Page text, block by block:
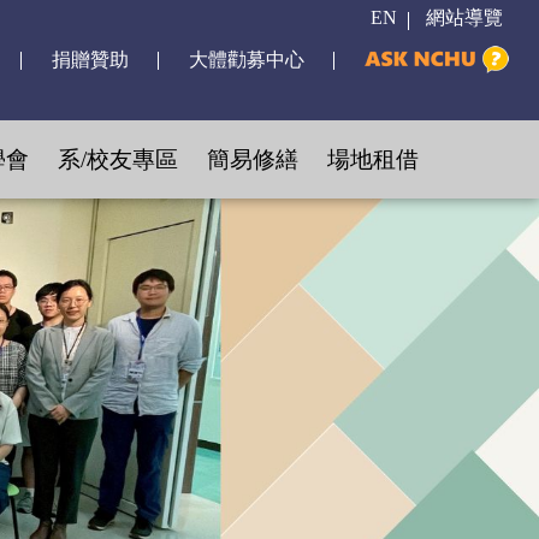
捐贈贊助 大體勸募中心
EN 網站導覽
會 系/校友專區 簡易修繕 場地租借